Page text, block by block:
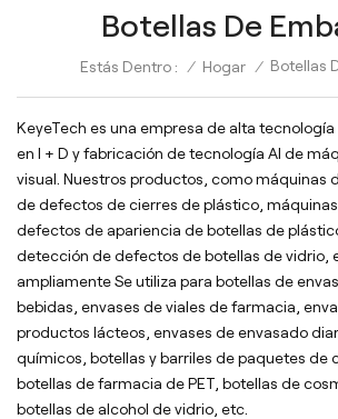
Botellas De
Estás Dentro : / Hogar / Botellas
KeyeTech es una empresa de alta
en I + D y fabricación de tecnología AI de
visual. Nuestros productos, como máquinas
de defectos de cierres de plástico,
defectos de apariencia de botellas de
detección de defectos de botellas de vidrio,
ampliamente Se utiliza para botellas de
bebidas, envases de viales de farmacia,
productos lácteos, envases de envasado
químicos, botellas y barriles de paquetes de
botellas de farmacia de PET, botellas de
botellas de alcohol de vidrio, etc.